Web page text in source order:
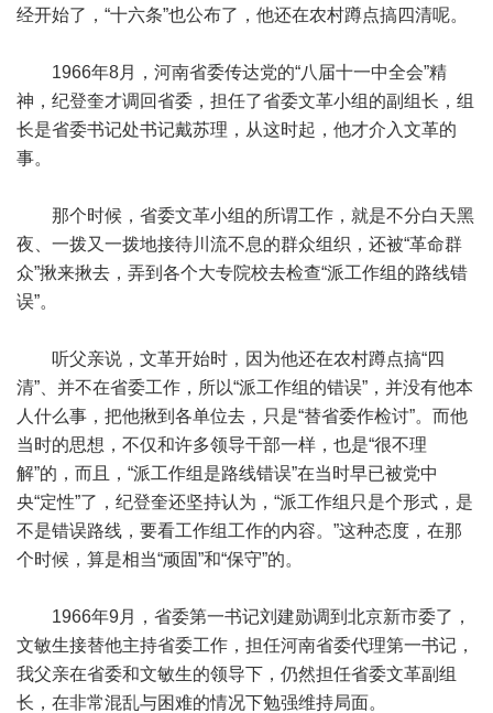
经开始了，“十六条”也公布了，他还在农村蹲点搞四清呢。
1966年8月，河南省委传达党的“八届十一中全会”精
神，纪登奎才调回省委，担任了省委文革小组的副组长，组
长是省委书记处书记戴苏理，从这时起，他才介入文革的
事。
那个时候，省委文革小组的所谓工作，就是不分白天黑
夜、一拨又一拨地接待川流不息的群众组织，还被“革命群
众”揪来揪去，弄到各个大专院校去检查“派工作组的路线错
误”。
听父亲说，文革开始时，因为他还在农村蹲点搞“四
清”、并不在省委工作，所以“派工作组的错误”，并没有他本
人什么事，把他揪到各单位去，只是“替省委作检讨”。而他
当时的思想，不仅和许多领导干部一样，也是“很不理
解”的，而且，“派工作组是路线错误”在当时早已被党中
央“定性”了，纪登奎还坚持认为，“派工作组只是个形式，是
不是错误路线，要看工作组工作的内容。”这种态度，在那
个时候，算是相当“顽固”和“保守”的。
1966年9月，省委第一书记刘建勋调到北京新市委了，
文敏生接替他主持省委工作，担任河南省委代理第一书记，
我父亲在省委和文敏生的领导下，仍然担任省委文革副组
长，在非常混乱与困难的情况下勉强维持局面。